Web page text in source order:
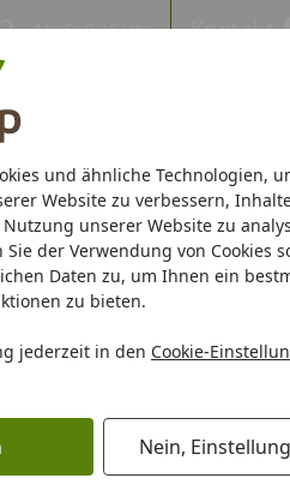
und ähnliche Technologien,
Website zu verbessern,
unserer Website zu
der Verwendung von Cookies
Daten zu, um Ihnen ein
zu bieten.
jederzeit in den Cookie-
Nein,
Teams
Mo-Fr. 8-16 Uhr Kontakt
Gewächshaus Carport/
Pools inkl.
Traumpool im Sorglos-
Weber Grillzubehör